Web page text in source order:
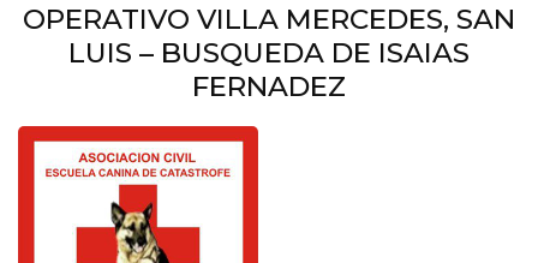
OPERATIVO VILLA MERCEDES, SAN
LUIS – BUSQUEDA DE ISAIAS
FERNADEZ